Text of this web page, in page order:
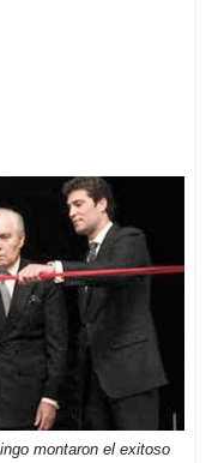
montaron el exitoso